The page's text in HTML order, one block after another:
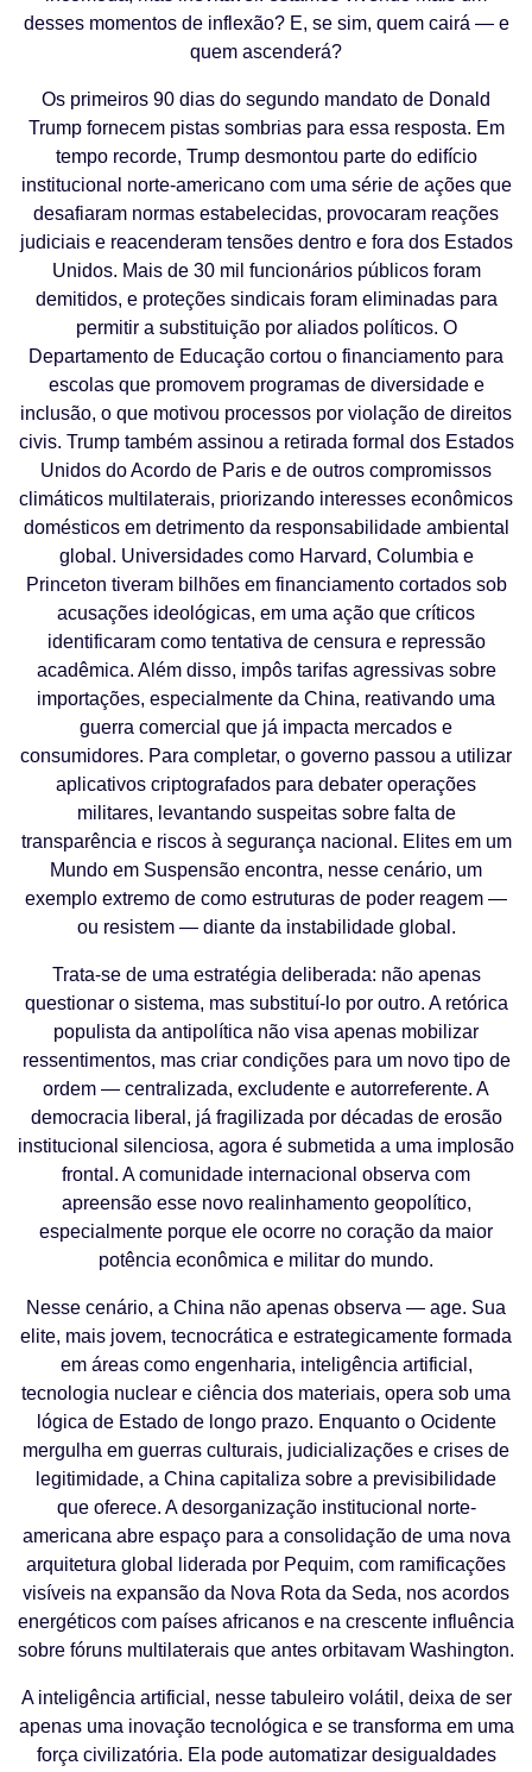
desses momentos de inflexão? E, se sim, quem cairá — e
quem ascenderá?
Os primeiros 90 dias do segundo mandato de Donald
Trump fornecem pistas sombrias para essa resposta. Em
tempo recorde, Trump desmontou parte do edifício
institucional norte-americano com uma série de ações que
desafiaram normas estabelecidas, provocaram reações
judiciais e reacenderam tensões dentro e fora dos Estados
Unidos. Mais de 30 mil funcionários públicos foram
demitidos, e proteções sindicais foram eliminadas para
permitir a substituição por aliados políticos. O
Departamento de Educação cortou o financiamento para
escolas que promovem programas de diversidade e
inclusão, o que motivou processos por violação de direitos
civis. Trump também assinou a retirada formal dos Estados
Unidos do Acordo de Paris e de outros compromissos
climáticos multilaterais, priorizando interesses econômicos
domésticos em detrimento da responsabilidade ambiental
global. Universidades como Harvard, Columbia e
Princeton tiveram bilhões em financiamento cortados sob
acusações ideológicas, em uma ação que críticos
identificaram como tentativa de censura e repressão
acadêmica. Além disso, impôs tarifas agressivas sobre
importações, especialmente da China, reativando uma
guerra comercial que já impacta mercados e
consumidores. Para completar, o governo passou a utilizar
aplicativos criptografados para debater operações
militares, levantando suspeitas sobre falta de
transparência e riscos à segurança nacional. Elites em um
Mundo em Suspensão encontra, nesse cenário, um
exemplo extremo de como estruturas de poder reagem —
ou resistem — diante da instabilidade global.
Trata-se de uma estratégia deliberada: não apenas
questionar o sistema, mas substituí-lo por outro. A retórica
populista da antipolítica não visa apenas mobilizar
ressentimentos, mas criar condições para um novo tipo de
ordem — centralizada, excludente e autorreferente. A
democracia liberal, já fragilizada por décadas de erosão
institucional silenciosa, agora é submetida a uma implosão
frontal. A comunidade internacional observa com
apreensão esse novo realinhamento geopolítico,
especialmente porque ele ocorre no coração da maior
potência econômica e militar do mundo.
Nesse cenário, a China não apenas observa — age. Sua
elite, mais jovem, tecnocrática e estrategicamente formada
em áreas como engenharia, inteligência artificial,
tecnologia nuclear e ciência dos materiais, opera sob uma
lógica de Estado de longo prazo. Enquanto o Ocidente
mergulha em guerras culturais, judicializações e crises de
legitimidade, a China capitaliza sobre a previsibilidade
que oferece. A desorganização institucional norte-
americana abre espaço para a consolidação de uma nova
arquitetura global liderada por Pequim, com ramificações
visíveis na expansão da Nova Rota da Seda, nos acordos
energéticos com países africanos e na crescente influência
sobre fóruns multilaterais que antes orbitavam Washington.
A inteligência artificial, nesse tabuleiro volátil, deixa de ser
apenas uma inovação tecnológica e se transforma em uma
força civilizatória. Ela pode automatizar desigualdades